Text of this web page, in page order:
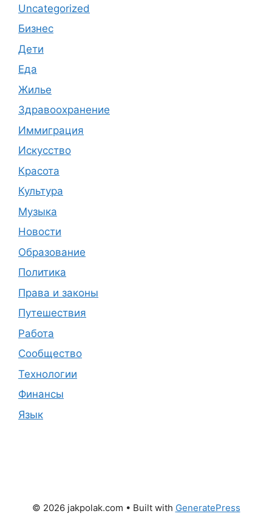
Uncategorized
Бизнес
Дети
Еда
Жилье
Здравоохранение
Иммиграция
Искусство
Красота
Культура
Музыка
Новости
Образование
Политика
Права и законы
Путешествия
Работа
Сообщество
Технологии
Финансы
Язык
© 2026 jakpolak.com • Built with GeneratePress